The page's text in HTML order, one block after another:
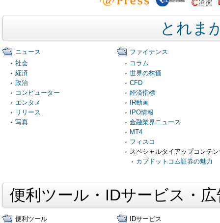
とれま
ニュース
社会
経済
政治
コンピューター
エンタメ
リリース
写真
ファイナンス
コラム
世界の株価
CFD
経済指標
IR動画
IPO情報
金融業界ニュース
MT4
フィスコ
スペシャルタイアップコンテ
カブドットコム証券の魅力
便利ツール・IDサービス・
便利ツール IDサービス